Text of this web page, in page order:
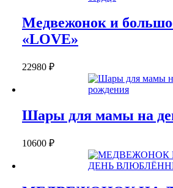
Медвежонок и
«LOVE»
22980 ₽
Шары для мамы на
10600 ₽